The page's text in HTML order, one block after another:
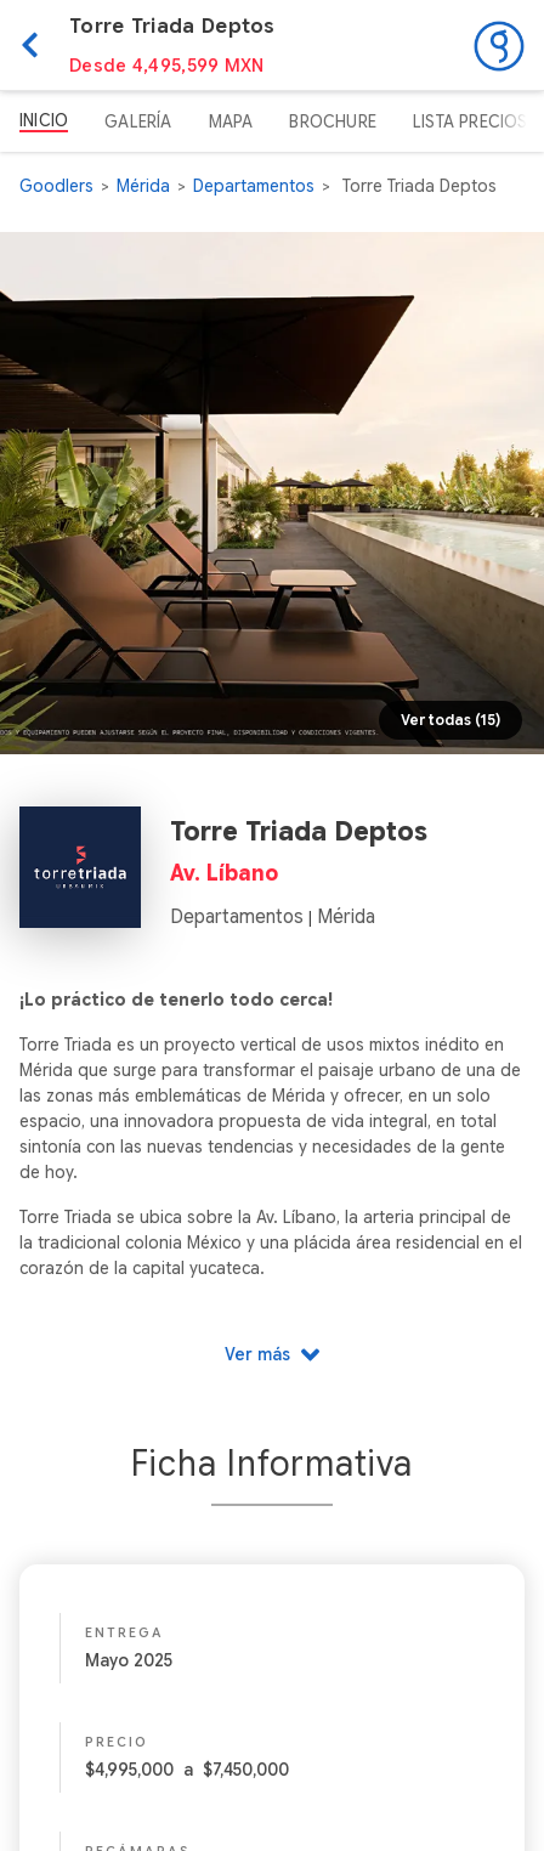
Torre Triada Deptos
Desde 4,495,599 MXN
INICIO GALERÍA MAPA BROCHURE LISTA PRECIOS
Goodlers Mérida Departamentos Torre Triada Deptos
Ver todas (15)
Torre Triada Deptos
Av. Líbano
Departamentos | Mérida
¡Lo práctico de tenerlo todo cerca!
Torre Triada es un proyecto vertical de usos mixtos inédito en
Mérida que surge para transformar el paisaje urbano de una de
las zonas más emblemáticas de Mérida y ofrecer, en un solo
espacio, una innovadora propuesta de vida integral, en total
sintonía con las nuevas tendencias y necesidades de la gente
de hoy.
Torre Triada se ubica sobre la Av. Líbano, la arteria principal de
la tradicional colonia México y una plácida área residencial en el
corazón de la capital yucateca.
privilegiada conexión hacía las principales zonas del norte
Hoy, vivir en un departamento ofrece a los jóvenes
estilo de vida “todo incluido”.
30 exclusivos departamentos
2 recámaras
Entre 90 y 110 m2
Ver más
Ficha Informativa
ENTREGA
Mayo 2025
PRECIO
$4,995,000 a $7,450,000